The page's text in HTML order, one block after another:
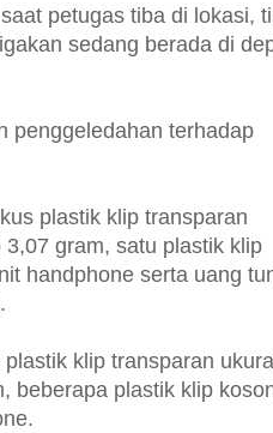
petugas tiba di lokasi,
sedang berada di
penggeledahan terhadap
plastik klip transparan
gram, satu plastik klip
handphone serta uang
klip transparan
beberapa plastik klip